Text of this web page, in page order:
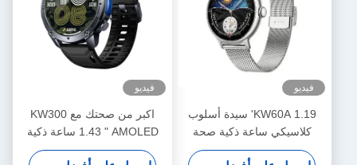
فيديو
KW60A 1.19' سيدة أسلوب
كلاسيكي ساعة ذكية صحة
المرأة ساعة ذكية IP68 مقاوم
فيديو
اكبر من صحتك مع KW300
1.43 " AMOLED ساعة ذكية
رصد الأكسجين في الدم، معدل